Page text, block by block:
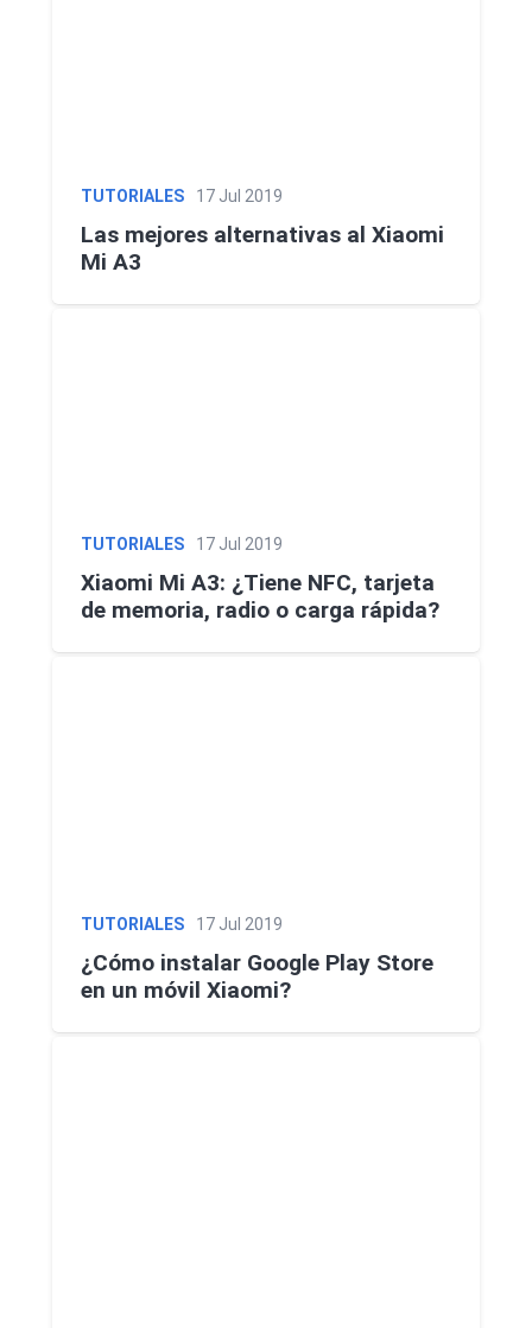
TUTORIALES 17 Jul 2019
Las mejores alternativas al Xiaomi
Mi A3
TUTORIALES 17 Jul 2019
Xiaomi Mi A3: ¿Tiene NFC, tarjeta
de memoria, radio o carga rápida?
TUTORIALES 17 Jul 2019
¿Cómo instalar Google Play Store
en un móvil Xiaomi?